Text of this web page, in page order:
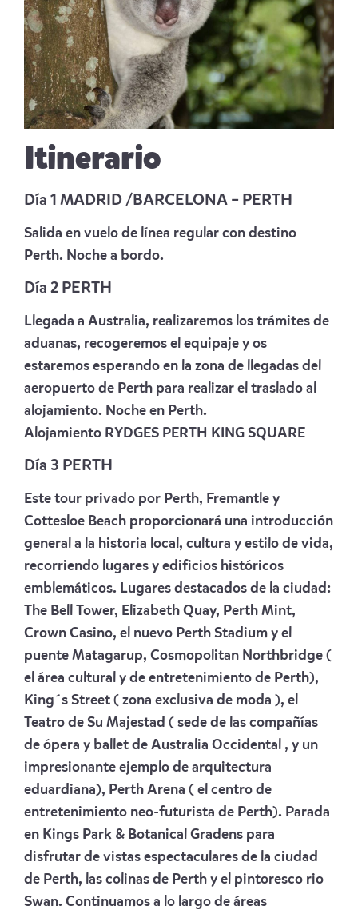
Itinerario
Día 1 MADRID /BARCELONA – PERTH
Salida en vuelo de línea regular con destino
Perth. Noche a bordo.
Día 2 PERTH
Llegada a Australia, realizaremos los trámites de
aduanas, recogeremos el equipaje y os
estaremos esperando en la zona de llegadas del
aeropuerto de Perth para realizar el traslado al
alojamiento. Noche en Perth.
Alojamiento RYDGES PERTH KING SQUARE
Día 3 PERTH
Este tour privado por Perth, Fremantle y
Cottesloe Beach proporcionará una introducción
general a la historia local, cultura y estilo de vida,
recorriendo lugares y edificios históricos
emblemáticos. Lugares destacados de la ciudad:
The Bell Tower, Elizabeth Quay, Perth Mint,
Crown Casino, el nuevo Perth Stadium y el
puente Matagarup, Cosmopolitan Northbridge (
el área cultural y de entretenimiento de Perth),
King´s Street ( zona exclusiva de moda ), el
Teatro de Su Majestad ( sede de las compañías
de ópera y ballet de Australia Occidental , y un
impresionante ejemplo de arquitectura
eduardiana), Perth Arena ( el centro de
entretenimiento neo-futurista de Perth). Parada
en Kings Park & Botanical Gradens para
disfrutar de vistas espectaculares de la ciudad
de Perth, las colinas de Perth y el pintoresco rio
Swan. Continuamos a lo largo de áreas